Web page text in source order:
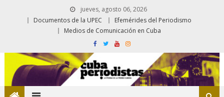
jueves, agosto 06, 2026
Documentos de la UPEC
Efemérides del Periodismo
Medios de Comunicación en Cuba